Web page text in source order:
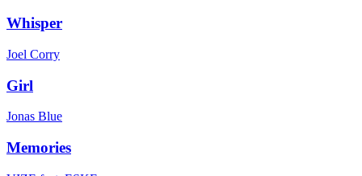
Whisper
Joel Corry
Girl
Jonas Blue
Memories